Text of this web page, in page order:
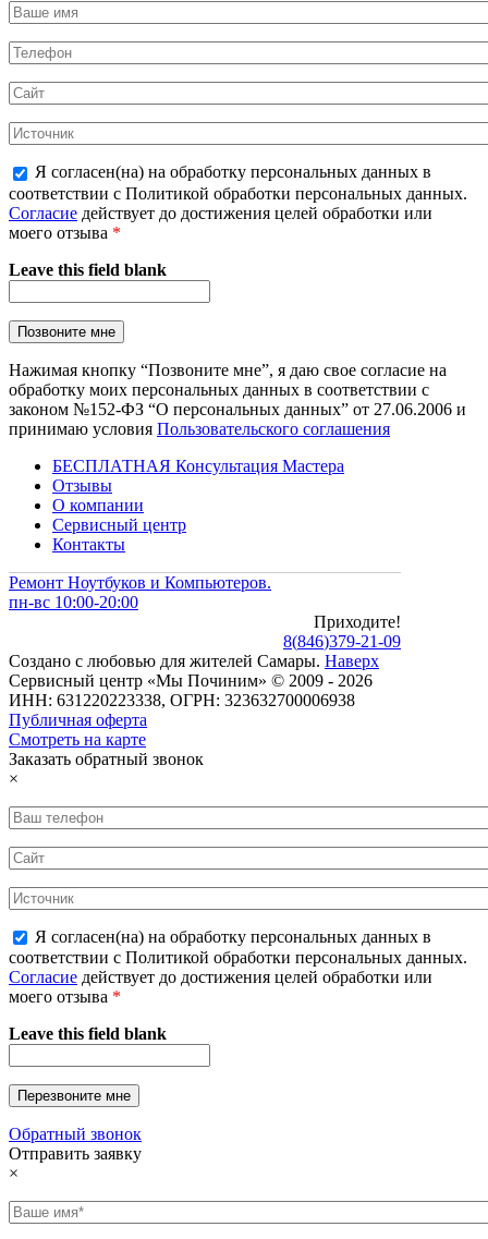
Я согласен(на) на обработку персональных данных в
соответствии с Политикой обработки персональных данных.
Согласие действует до достижения целей обработки или
моего отзыва *
Leave this field blank
Нажимая кнопку “Позвоните мне”, я даю свое согласие на
обработку моих персональных данных в соответствии с
законом №152-ФЗ “О персональных данных” от 27.06.2006 и
принимаю условия Пользовательского соглашения
БЕСПЛАТНАЯ Консультация Мастера
Отзывы
О компании
Сервисный центр
Контакты
Ремонт Ноутбуков и Компьютеров.
пн-вс 10:00-20:00
Приходите!
8(846)379-21-09
Создано с любовью для жителей Самары. Наверх
Сервисный центр «Мы Починим» © 2009 - 2026
ИНН: 631220223338, ОГРН: 323632700006938
Публичная оферта
Смотреть на карте
Заказать обратный звонок
×
Я согласен(на) на обработку персональных данных в
соответствии с Политикой обработки персональных данных.
Согласие действует до достижения целей обработки или
моего отзыва *
Leave this field blank
Обратный звонок
Отправить заявку
×